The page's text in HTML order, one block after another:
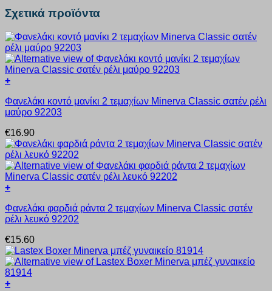
Σχετικά προϊόντα
+
το
προϊόν
πολλαπλές
παραλλαγές.
Οι
επιλογές
μπορούν
να
στη
σελίδα
προϊόντος
Φανελάκι κοντό μανίκι 2 τεμαχίων Minerva Classic σατέν ρέλι
μαύρο 92203
€16.90
+
το
προϊόν
πολλαπλές
παραλλαγές.
Οι
επιλογές
μπορούν
Φανελάκι φαρδιά ράντα 2 τεμαχίων Minerva Classic σατέν
ρέλι λευκό 92202
€15.60
+